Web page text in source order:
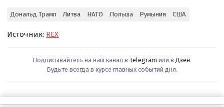
Дональд Трамп Литва НАТО Польша Румыния США
Источник: REX
Подписывайтесь на наш канал в Telegram или в Дзен.
Будьте всегда в курсе главных событий дня.